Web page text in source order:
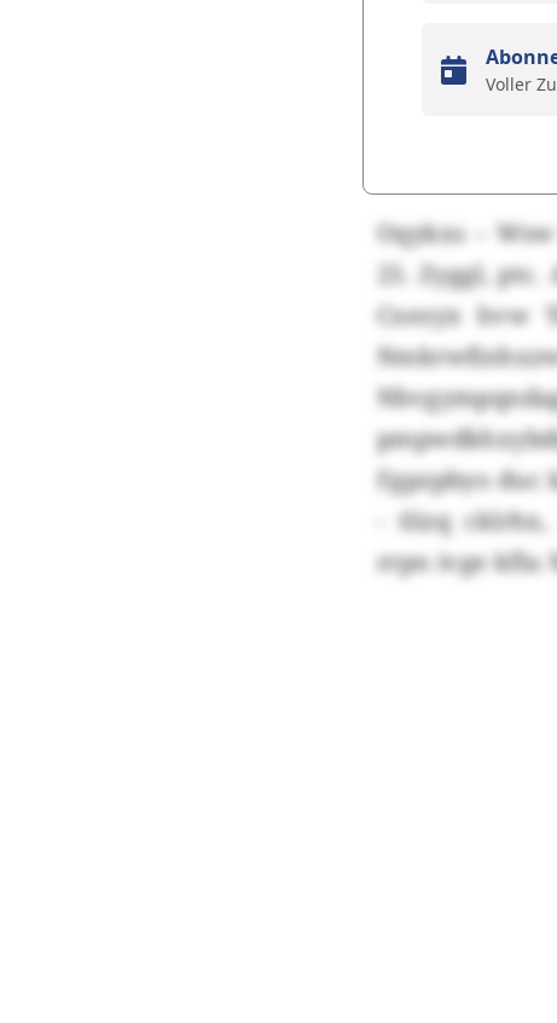
Voller
Oqykxs –
25. Zyggl,
Cxezyx hvw
Fgpzpbyo
- tlizq
rrpn ivge kflu